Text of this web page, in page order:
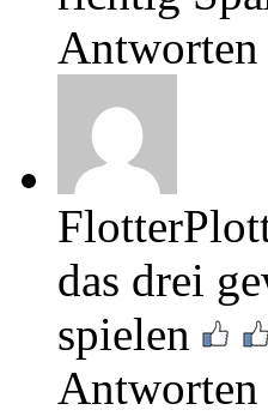
Antworten
das drei
spielen
Antworten